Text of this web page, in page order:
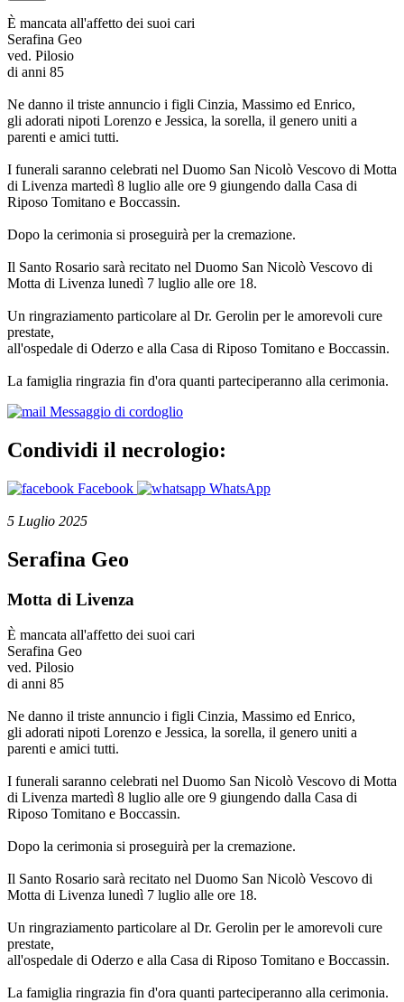
È mancata all'affetto dei suoi cari
Serafina Geo
ved. Pilosio
di anni 85
Ne danno il triste annuncio i figli Cinzia, Massimo ed Enrico,
gli adorati nipoti Lorenzo e Jessica, la sorella, il genero uniti a
parenti e amici tutti.
I funerali saranno celebrati nel Duomo San Nicolò Vescovo di Motta
di Livenza martedì 8 luglio alle ore 9 giungendo dalla Casa di
Riposo Tomitano e Boccassin.
Dopo la cerimonia si proseguirà per la cremazione.
Il Santo Rosario sarà recitato nel Duomo San Nicolò Vescovo di
Motta di Livenza lunedì 7 luglio alle ore 18.
Un ringraziamento particolare al Dr. Gerolin per le amorevoli cure
prestate,
all'ospedale di Oderzo e alla Casa di Riposo Tomitano e Boccassin.
La famiglia ringrazia fin d'ora quanti parteciperanno alla cerimonia.
Messaggio di cordoglio
Condividi il necrologio:
Facebook WhatsApp
5 Luglio 2025
Serafina Geo
Motta di Livenza
È mancata all'affetto dei suoi cari
Serafina Geo
ved. Pilosio
di anni 85
Ne danno il triste annuncio i figli Cinzia, Massimo ed Enrico,
gli adorati nipoti Lorenzo e Jessica, la sorella, il genero uniti a
parenti e amici tutti.
I funerali saranno celebrati nel Duomo San Nicolò Vescovo di Motta
di Livenza martedì 8 luglio alle ore 9 giungendo dalla Casa di
Riposo Tomitano e Boccassin.
Dopo la cerimonia si proseguirà per la cremazione.
Il Santo Rosario sarà recitato nel Duomo San Nicolò Vescovo di
Motta di Livenza lunedì 7 luglio alle ore 18.
Un ringraziamento particolare al Dr. Gerolin per le amorevoli cure
prestate,
all'ospedale di Oderzo e alla Casa di Riposo Tomitano e Boccassin.
La famiglia ringrazia fin d'ora quanti parteciperanno alla cerimonia.